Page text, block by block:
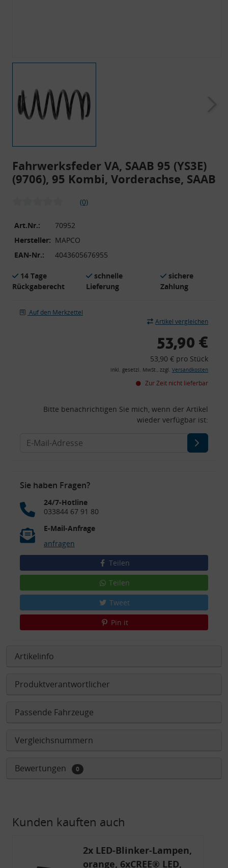
Fahrwerksfeder VA, SAAB 95 (YS3E)
(9706), 95 Kombi, Vorderachse, SAAB
(0)
Art.Nr.:
70952
Hersteller: MAPCO
EAN-Nr.:
4043605676955
14 Tage
Rückgaberecht
schnelle
Lieferung
sichere
Zahlung
Auf den Merkzettel
Artikel vergleichen
53,90 €
53,90 € pro Stück
inkl. gesetzl. MwSt., zzgl. Versandkosten
Zur Zeit nicht lieferbar
Bitte benachrichtigen Sie mich, wenn der Artikel
wieder verfügbar ist:
Sie haben Fragen?
24/7-Hotline
033844 67 91 80
E-Mail-Anfrage
anfragen
Teilen
Teilen
Tweet
Pin it
Artikelinfo
Produktverantwortlicher
Passende Fahrzeuge
Vergleichsnummern
Bewertungen 0
Kunden kauften auch
2x LED-Blinker-Lampen,
orange, 6xCREE® LED,